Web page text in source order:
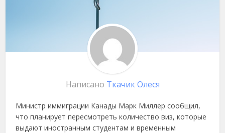
Написано Ткачик Олеся
Министр иммиграции Канады Марк Миллер сообщил,
что планирует пересмотреть количество виз, которые
выдают иностранным студентам и временным